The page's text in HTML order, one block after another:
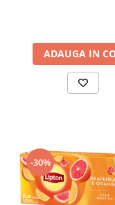
ADAUGA IN
-30%